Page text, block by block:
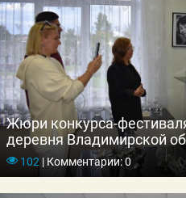
Жюри конкурса-
деревня Владимирской
поселок Иванищи
102 |Комментарии: 0